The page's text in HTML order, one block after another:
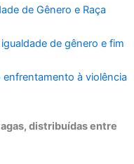
de Gênero e Raça
de gênero e fim
à violência
distribuídas entre